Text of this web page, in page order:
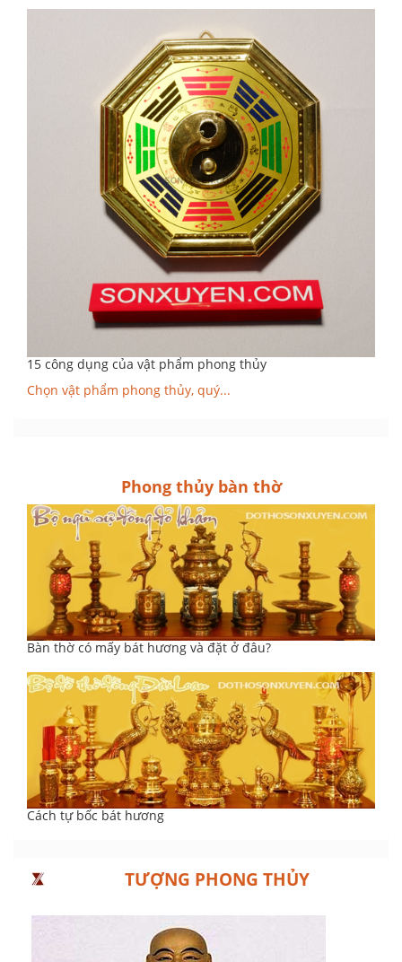
15 công dụng của vật phẩm phong thủy
Chọn vật phẩm phong thủy, quý...
Phong thủy bàn thờ
Bàn thờ có mấy bát hương và đặt ở đâu?
Cách tự bốc bát hương
TƯỢNG PHONG THỦY